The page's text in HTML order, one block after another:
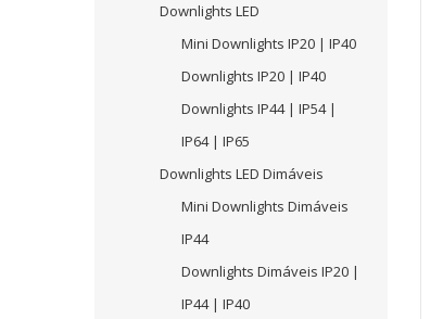
Downlights LED
Mini Downlights IP20 | IP40
Downlights IP20 | IP40
Downlights IP44 | IP54 |
IP64 | IP65
Downlights LED Dimáveis
Mini Downlights Dimáveis
IP44
Downlights Dimáveis IP20 |
IP44 | IP40